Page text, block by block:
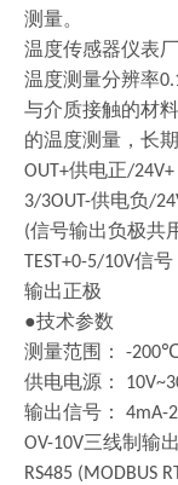
测量。
温度传感器仪表
温度测量分辨率
与介质接触的材
的温度测量，长
OUT+供电正/24V+
3/3OUT-供电负/
(信号输出负极共
TEST+0-5/10V信号
输出正极
●技术参数
测量范围：
-200
供电电源：
输出信号： 4mA-
OV-10V三线制输出
RS485 (MODBUS